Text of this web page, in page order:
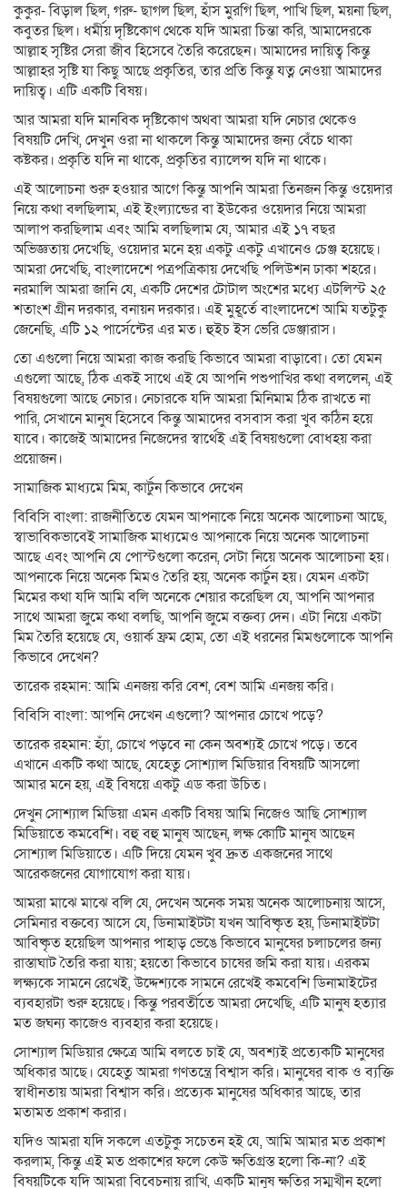
কুকুর- বিড়াল ছিল, গরু- ছাগল ছিল, হাঁস মুরগি ছিল, পাখি ছিল, ময়না ছিল,
কবুতর ছিল। ধর্মীয় দৃষ্টিকোণ থেকে যদি আমরা চিন্তা করি, আমাদেরকে
আল্লাহ সৃষ্টির সেরা জীব হিসেবে তৈরি করেছেন। আমাদের দায়িত্ব কিন্তু
আল্লাহর সৃষ্টি যা কিছু আছে প্রকৃতির, তার প্রতি কিন্তু যত্ন নেওয়া আমাদের
দায়িত্ব। এটি একটি বিষয়।
আর আমরা যদি মানবিক দৃষ্টিকোণ অথবা আমরা যদি নেচার থেকেও
বিষয়টি দেখি, দেখুন ওরা না থাকলে কিন্তু আমাদের জন্য বেঁচে থাকা
কষ্টকর। প্রকৃতি যদি না থাকে, প্রকৃতির ব্যালেন্স যদি না থাকে।
এই আলোচনা শুরু হওয়ার আগে কিন্তু আপনি আমরা তিনজন কিন্তু ওয়েদার
নিয়ে কথা বলছিলাম, এই ইংল্যান্ডের বা ইউকের ওয়েদার নিয়ে আমরা
আলাপ করছিলাম এবং আমি বলছিলাম যে, আমার এই ১৭ বছর
অভিজ্ঞতায় দেখেছি, ওয়েদার মনে হয় একটু একটু এখানেও চেঞ্জ হয়েছে।
আমরা দেখেছি, বাংলাদেশে পত্রপত্রিকায় দেখেছি পলিউশন ঢাকা শহরে।
নরমালি আমরা জানি যে, একটি দেশের টোটাল অংশের মধ্যে এটলিস্ট ২৫
শতাংশ গ্রীন দরকার, বনায়ন দরকার। এই মুহূর্তে বাংলাদেশে আমি যতটুকু
জেনেছি, এটি ১২ পার্সেন্টের এর মত। হুইচ ইস ভেরি ডেঞ্জারাস।
তো এগুলো নিয়ে আমরা কাজ করছি কিভাবে আমরা বাড়াবো। তো যেমন
এগুলো আছে, ঠিক একই সাথে এই যে আপনি পশুপাখির কথা বললেন, এই
বিষয়গুলো আছে নেচার। নেচারকে যদি আমরা মিনিমাম ঠিক রাখতে না
পারি, সেখানে মানুষ হিসেবে কিন্তু আমাদের বসবাস করা খুব কঠিন হয়ে
যাবে। কাজেই আমাদের নিজেদের স্বার্থেই এই বিষয়গুলো বোধহয় করা
প্রয়োজন।
সামাজিক মাধ্যমে মিম, কার্টুন কিভাবে দেখেন
বিবিসি বাংলা: রাজনীতিতে যেমন আপনাকে নিয়ে অনেক আলোচনা আছে,
স্বাভাবিকভাবেই সামাজিক মাধ্যমেও আপনাকে নিয়ে অনেক আলোচনা
আছে এবং আপনি যে পোস্টগুলো করেন, সেটা নিয়ে অনেক আলোচনা হয়।
আপনাকে নিয়ে অনেক মিমও তৈরি হয়, অনেক কার্টুন হয়। যেমন একটা
মিমের কথা যদি আমি বলি অনেকে শেয়ার করেছিল যে, আপনি আপনার
সাথে আমরা জুমে কথা বলছি, আপনি জুমে বক্তব্য দেন। এটা নিয়ে একটা
মিম তৈরি হয়েছে যে, ওয়ার্ক ফ্রম হোম, তো এই ধরনের মিমগুলোকে আপনি
কিভাবে দেখেন?
তারেক রহমান: আমি এনজয় করি বেশ, বেশ আমি এনজয় করি।
বিবিসি বাংলা: আপনি দেখেন এগুলো? আপনার চোখে পড়ে?
তারেক রহমান: হ্যাঁ, চোখে পড়বে না কেন অবশ্যই চোখে পড়ে। তবে
এখানে একটি কথা আছে, যেহেতু সোশ্যাল মিডিয়ার বিষয়টি আসলো
আমার মনে হয়, এই বিষয়ে একটু এড করা উচিত।
দেখুন সোশ্যাল মিডিয়া এমন একটি বিষয় আমি নিজেও আছি সোশ্যাল
মিডিয়াতে কমবেশি। বহু বহু মানুষ আছেন, লক্ষ কোটি মানুষ আছেন
সোশ্যাল মিডিয়াতে। এটি দিয়ে যেমন খুব দ্রুত একজনের সাথে
আরেকজনের যোগাযোগ করা যায়।
আমরা মাঝে মাঝে বলি যে, দেখেন অনেক সময় অনেক আলোচনায় আসে,
সেমিনার বক্তব্যে আসে যে, ডিনামাইটটা যখন আবিষ্কৃত হয়, ডিনামাইটটা
আবিষ্কৃত হয়েছিল আপনার পাহাড় ভেঙে কিভাবে মানুষের চলাচলের জন্য
রাস্তাঘাট তৈরি করা যায়; হয়তো কিভাবে চাষের জমি করা যায়। এরকম
লক্ষ্যকে সামনে রেখেই, উদ্দেশ্যকে সামনে রেখেই কমবেশি ডিনামাইটের
ব্যবহারটা শুরু হয়েছে। কিন্তু পরবর্তীতে আমরা দেখেছি, এটি মানুষ হত্যার
মত জঘন্য কাজেও ব্যবহার করা হয়েছে।
সোশ্যাল মিডিয়ার ক্ষেত্রে আমি বলতে চাই যে, অবশ্যই প্রত্যেকটি মানুষের
অধিকার আছে। যেহেতু আমরা গণতন্ত্রে বিশ্বাস করি। মানুষের বাক ও ব্যক্তি
স্বাধীনতায় আমরা বিশ্বাস করি। প্রত্যেক মানুষের অধিকার আছে, তার
মতামত প্রকাশ করার।
যদিও আমরা যদি সকলে এতটুকু সচেতন হই যে, আমি আমার মত প্রকাশ
করলাম, কিন্তু এই মত প্রকাশের ফলে কেউ ক্ষতিগ্রস্ত হলো কি-না? এই
বিষয়টিকে যদি আমরা বিবেচনায় রাখি, একটি মানুষ ক্ষতির সম্মুখীন হলো